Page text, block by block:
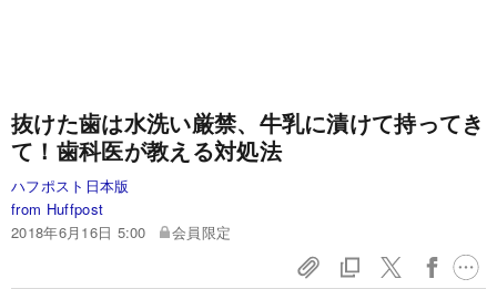
抜けた歯は水洗い厳禁、牛乳に漬けて持ってき
て！歯科医が教える対処法
ハフポスト日本版
from Huffpost
2018年6月16日 5:00
会員限定